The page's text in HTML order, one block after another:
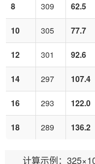
8 309 62.5
10 305 77.7
12 301 92.6
14 297 107.4
16 293 122.0
18 289 136.2
计算示例：